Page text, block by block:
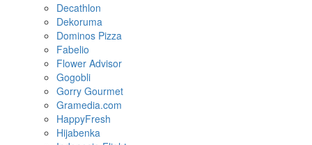
Decathlon
Dekoruma
Dominos Pizza
Fabelio
Flower Advisor
Gogobli
Gorry Gourmet
Gramedia.com
HappyFresh
Hijabenka